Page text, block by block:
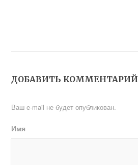
ДОБАВИТЬ КОММЕНТАРИЙ
Ваш e-mail не будет опубликован.
Имя